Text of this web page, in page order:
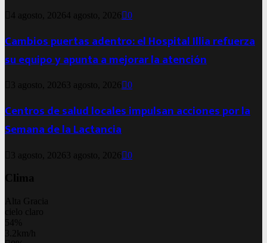
4 agosto, 20264 agosto, 2026 0
Cambios puertas adentro: el Hospital Illia refuerza
su equipo y apunta a mejorar la atención
3 agosto, 2026 3 agosto, 2026 0
Centros de salud locales impulsan acciones por la
Semana de la Lactancia
3 agosto, 2026 3 agosto, 2026 0
Clima
Alta Gracia
cielo claro
54%
3.2km/h